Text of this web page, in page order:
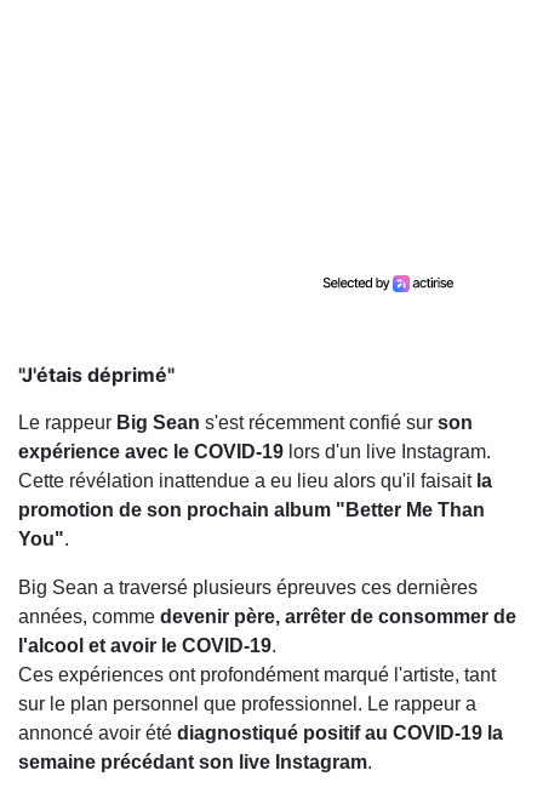
"J'étais déprimé"
Le rappeur Big Sean s'est récemment confié sur son
expérience avec le COVID-19 lors d'un live Instagram.
Cette révélation inattendue a eu lieu alors qu'il faisait la
promotion de son prochain album "Better Me Than
You".
Big Sean a traversé plusieurs épreuves ces dernières
années, comme devenir père, arrêter de consommer de
l'alcool et avoir le COVID-19.
Ces expériences ont profondément marqué l'artiste, tant
sur le plan personnel que professionnel. Le rappeur a
annoncé avoir été diagnostiqué positif au COVID-19 la
semaine précédant son live Instagram.